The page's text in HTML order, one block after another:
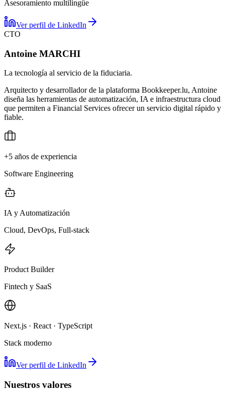
Asesoramiento multilingüe
Ver perfil de LinkedIn
CTO
Antoine MARCHI
La tecnología al servicio de la fiduciaria.
Arquitecto y desarrollador de la plataforma Bookkeeper.lu, Antoine
diseña las herramientas de automatización, IA e infraestructura cloud
que permiten a Financial Services ofrecer un servicio digital rápido y
fiable.
+5 años de experiencia
Software Engineering
IA y Automatización
Cloud, DevOps, Full-stack
Product Builder
Fintech y SaaS
Next.js · React · TypeScript
Stack moderno
Ver perfil de LinkedIn
Nuestros valores